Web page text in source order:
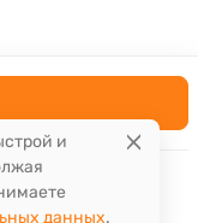
и
данных.